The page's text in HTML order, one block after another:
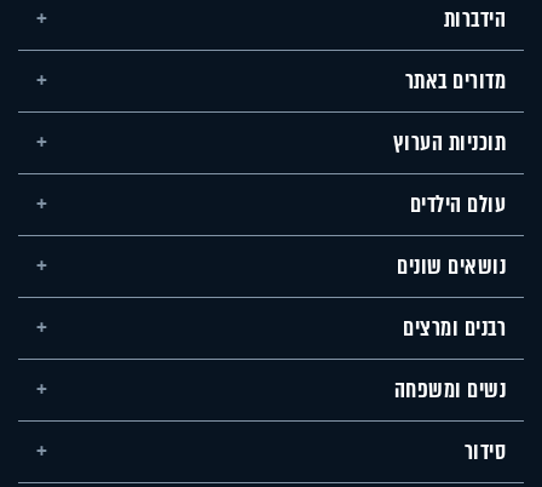
הידברות
מדורים באתר
תוכניות הערוץ
עולם הילדים
נושאים שונים
רבנים ומרצים
נשים ומשפחה
סידור